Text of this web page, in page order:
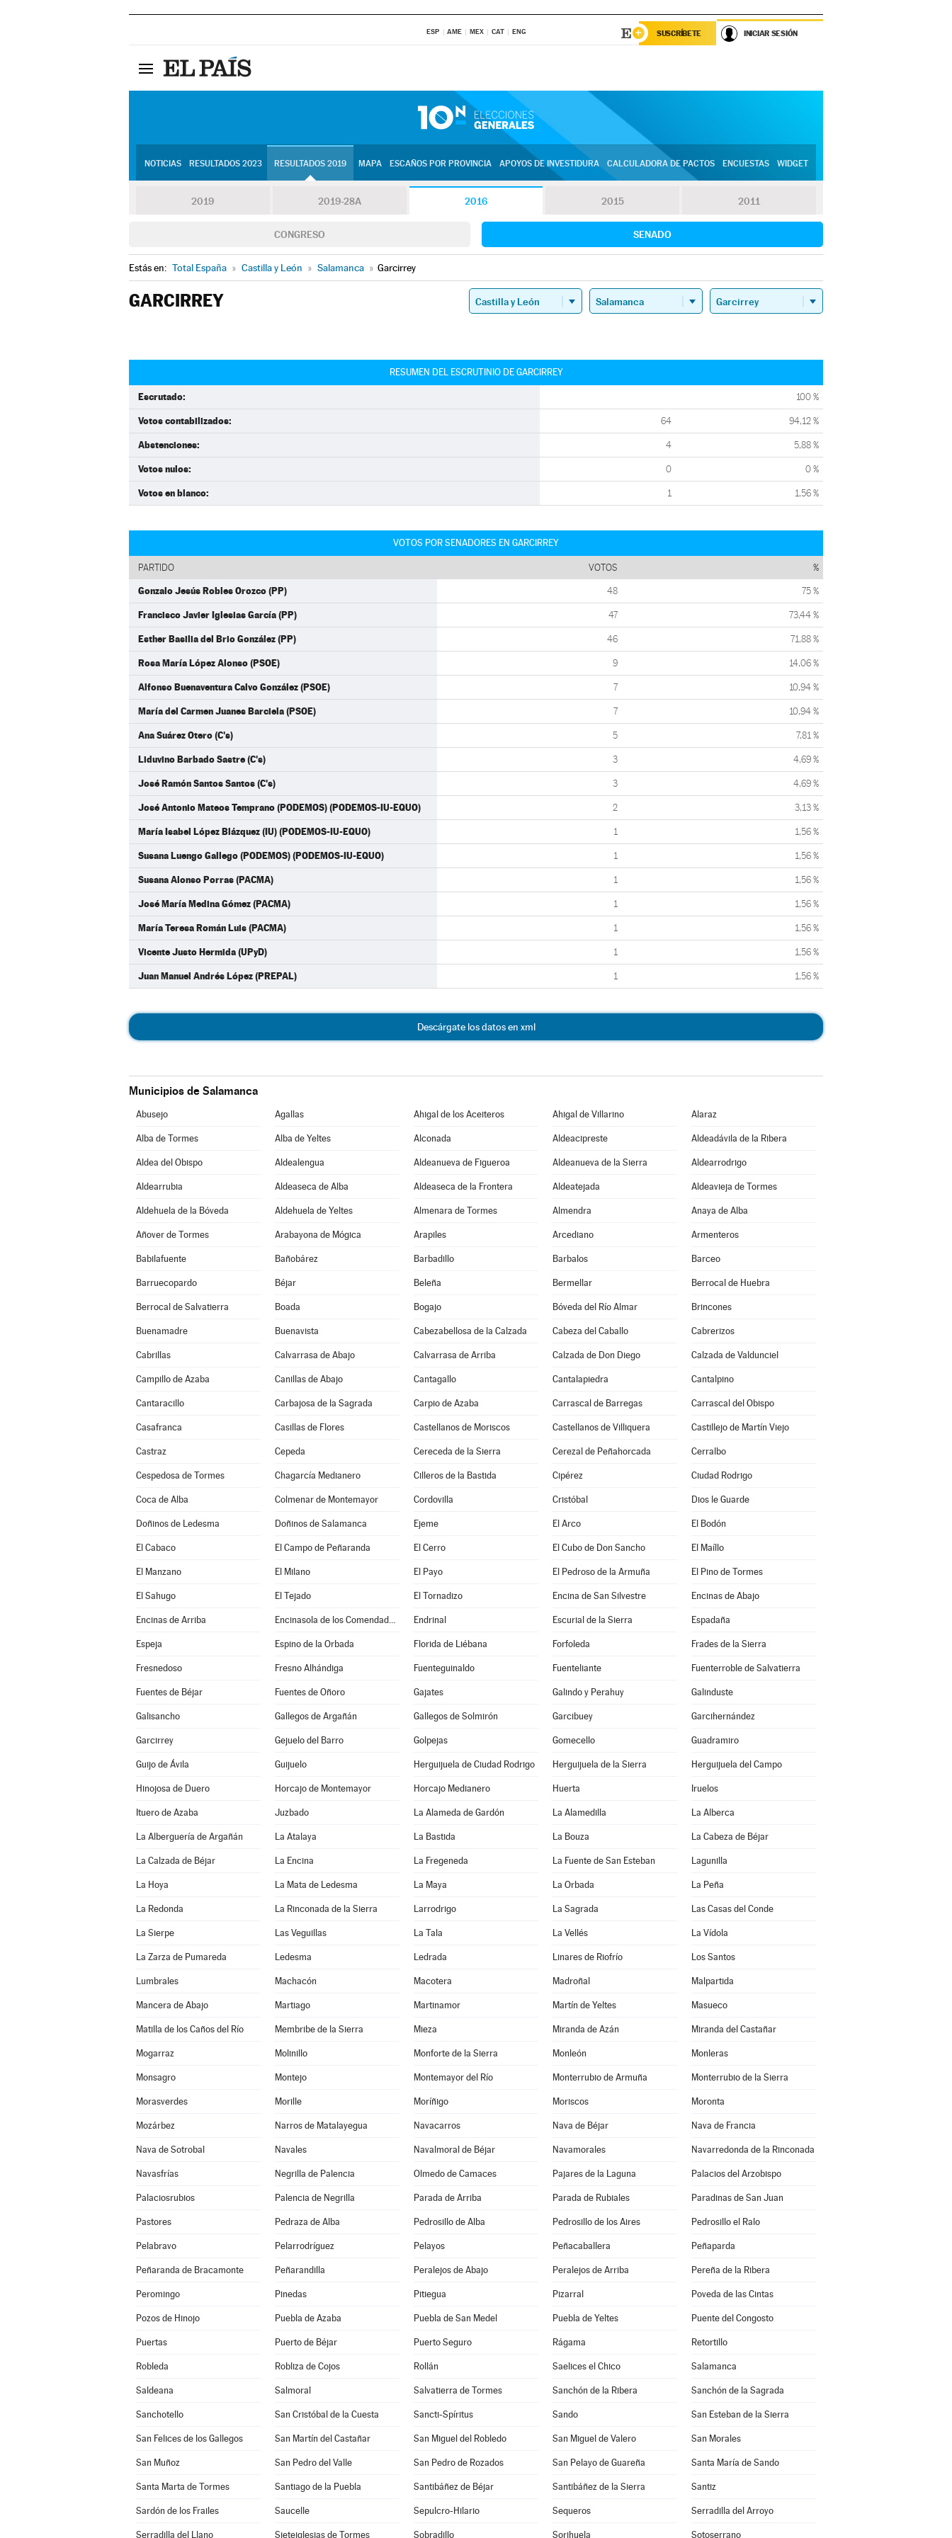
ESP AME MEX CAT ENG SUSCRÍBETE INICIAR SESIÓN
NOTICIAS RESULTADOS 2023 RESULTADOS 2019 MAPA ESCAÑOS POR PROVINCIA APOYOS DE INVESTIDURA CALCULADORA DE PACTOS ENCUESTAS WIDGET
2019 2019-28A 2016 2015 2011
CONGRESO SENADO
Estás en: Total España » Castilla y León » Salamanca » Garcirrey
GARCIRREY
RESUMEN DEL ESCRUTINIO DE GARCIRREY
Escrutado: 100 %
Votos contabilizados: 64 94,12 %
Abstenciones: 4 5,88 %
Votos nulos: 0 0 %
Votos en blanco: 1 1,56 %
VOTOS POR SENADORES EN GARCIRREY
PARTIDO VOTOS %
Gonzalo Jesús Robles Orozco (PP) 48 75 %
Francisco Javier Iglesias García (PP) 47 73,44 %
Esther Basilia del Brio González (PP) 46 71,88 %
Rosa María López Alonso (PSOE) 9 14,06 %
Alfonso Buenaventura Calvo González (PSOE) 7 10,94 %
María del Carmen Juanes Barciela (PSOE) 7 10,94 %
Ana Suárez Otero (C's) 5 7,81 %
Liduvino Barbado Sastre (C's) 3 4,69 %
José Ramón Santos Santos (C's) 3 4,69 %
José Antonio Mateos Temprano (PODEMOS) (PODEMOS-IU-EQUO) 2 3,13 %
María Isabel López Blázquez (IU) (PODEMOS-IU-EQUO) 1 1,56 %
Susana Luengo Gallego (PODEMOS) (PODEMOS-IU-EQUO) 1 1,56 %
Susana Alonso Porras (PACMA) 1 1,56 %
José María Medina Gómez (PACMA) 1 1,56 %
María Teresa Román Luis (PACMA) 1 1,56 %
Vicente Justo Hermida (UPyD) 1 1,56 %
Juan Manuel Andrés López (PREPAL) 1 1,56 %
Descárgate los datos en xml
Municipios de Salamanca
Abusejo Agallas Ahigal de los Aceiteros Ahigal de Villarino Alaraz
Alba de Tormes Alba de Yeltes Alconada Aldeacipreste Aldeadávila de la Ribera
Aldea del Obispo Aldealengua Aldeanueva de Figueroa Aldeanueva de la Sierra Aldearrodrigo
Aldearrubia Aldeaseca de Alba Aldeaseca de la Frontera Aldeatejada Aldeavieja de Tormes
Aldehuela de la Bóveda Aldehuela de Yeltes Almenara de Tormes Almendra Anaya de Alba
Añover de Tormes Arabayona de Mógica Arapiles Arcediano Armenteros
Babilafuente Bañobárez Barbadillo Barbalos Barceo
Barruecopardo Béjar Beleña Bermellar Berrocal de Huebra
Berrocal de Salvatierra Boada Bogajo Bóveda del Río Almar Brincones
Buenamadre Buenavista Cabezabellosa de la Calzada Cabeza del Caballo Cabrerizos
Cabrillas Calvarrasa de Abajo Calvarrasa de Arriba Calzada de Don Diego Calzada de Valdunciel
Campillo de Azaba Canillas de Abajo Cantagallo Cantalapiedra Cantalpino
Cantaracillo Carbajosa de la Sagrada Carpio de Azaba Carrascal de Barregas Carrascal del Obispo
Casafranca Casillas de Flores Castellanos de Moriscos Castellanos de Villiquera Castillejo de Martín Viejo
Castraz Cepeda Cereceda de la Sierra Cerezal de Peñahorcada Cerralbo
Cespedosa de Tormes Chagarcía Medianero Cilleros de la Bastida Cipérez Ciudad Rodrigo
Coca de Alba Colmenar de Montemayor Cordovilla Cristóbal Dios le Guarde
Doñinos de Ledesma Doñinos de Salamanca Ejeme El Arco El Bodón
El Cabaco El Campo de Peñaranda El Cerro El Cubo de Don Sancho El Maíllo
El Manzano El Milano El Payo El Pedroso de la Armuña El Pino de Tormes
El Sahugo El Tejado El Tornadizo Encina de San Silvestre Encinas de Abajo
Encinas de Arriba Encinasola de los Comendadores Endrinal Escurial de la Sierra Espadaña
Espeja Espino de la Orbada Florida de Liébana Forfoleda Frades de la Sierra
Fresnedoso Fresno Alhándiga Fuenteguinaldo Fuenteliante Fuenterroble de Salvatierra
Fuentes de Béjar Fuentes de Oñoro Gajates Galindo y Perahuy Galinduste
Galisancho Gallegos de Argañán Gallegos de Solmirón Garcibuey Garcihernández
Garcirrey Gejuelo del Barro Golpejas Gomecello Guadramiro
Guijo de Ávila Guijuelo Herguijuela de Ciudad Rodrigo Herguijuela de la Sierra Herguijuela del Campo
Hinojosa de Duero Horcajo de Montemayor Horcajo Medianero Huerta Iruelos
Ituero de Azaba Juzbado La Alameda de Gardón La Alamedilla La Alberca
La Alberguería de Argañán La Atalaya La Bastida La Bouza La Cabeza de Béjar
La Calzada de Béjar La Encina La Fregeneda La Fuente de San Esteban Lagunilla
La Hoya La Mata de Ledesma La Maya La Orbada La Peña
La Redonda La Rinconada de la Sierra Larrodrigo La Sagrada Las Casas del Conde
La Sierpe Las Veguillas La Tala La Vellés La Vídola
La Zarza de Pumareda Ledesma Ledrada Linares de Riofrío Los Santos
Lumbrales Machacón Macotera Madroñal Malpartida
Mancera de Abajo Martiago Martinamor Martín de Yeltes Masueco
Matilla de los Caños del Río Membribe de la Sierra Mieza Miranda de Azán Miranda del Castañar
Mogarraz Molinillo Monforte de la Sierra Monleón Monleras
Monsagro Montejo Montemayor del Río Monterrubio de Armuña Monterrubio de la Sierra
Morasverdes Morille Moríñigo Moriscos Moronta
Mozárbez Narros de Matalayegua Navacarros Nava de Béjar Nava de Francia
Nava de Sotrobal Navales Navalmoral de Béjar Navamorales Navarredonda de la Rinconada
Navasfrías Negrilla de Palencia Olmedo de Camaces Pajares de la Laguna Palacios del Arzobispo
Palaciosrubios Palencia de Negrilla Parada de Arriba Parada de Rubiales Paradinas de San Juan
Pastores Pedraza de Alba Pedrosillo de Alba Pedrosillo de los Aires Pedrosillo el Ralo
Pelabravo Pelarrodríguez Pelayos Peñacaballera Peñaparda
Peñaranda de Bracamonte Peñarandilla Peralejos de Abajo Peralejos de Arriba Pereña de la Ribera
Peromingo Pinedas Pitiegua Pizarral Poveda de las Cintas
Pozos de Hinojo Puebla de Azaba Puebla de San Medel Puebla de Yeltes Puente del Congosto
Puertas Puerto de Béjar Puerto Seguro Rágama Retortillo
Robleda Robliza de Cojos Rollán Saelices el Chico Salamanca
Saldeana Salmoral Salvatierra de Tormes Sanchón de la Ribera Sanchón de la Sagrada
Sanchotello San Cristóbal de la Cuesta Sancti-Spíritus Sando San Esteban de la Sierra
San Felices de los Gallegos San Martín del Castañar San Miguel del Robledo San Miguel de Valero San Morales
San Muñoz San Pedro del Valle San Pedro de Rozados San Pelayo de Guareña Santa María de Sando
Santa Marta de Tormes Santiago de la Puebla Santibáñez de Béjar Santibáñez de la Sierra Santiz
Sardón de los Frailes Saucelle Sepulcro-Hilario Sequeros Serradilla del Arroyo
Serradilla del Llano Sieteiglesias de Tormes Sobradillo Sorihuela Sotoserrano